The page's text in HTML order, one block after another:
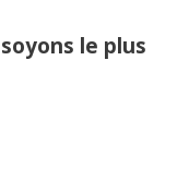
le plus